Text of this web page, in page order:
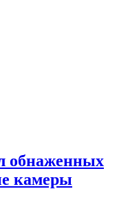
обнаженных
камеры